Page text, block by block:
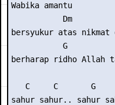
Wabika amantu
Dm
bersyukur atas nikmat
G
berharap ridho Allah
C     C       G
sahur sahur.. sahur